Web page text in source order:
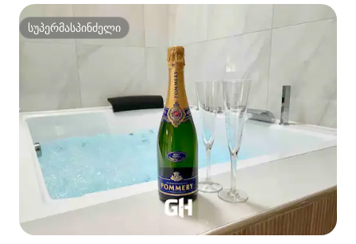
სუპერმასპინძელი
სუპერმასპინძელი